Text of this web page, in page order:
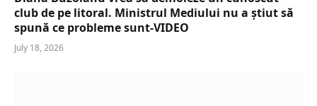
club de pe litoral. Ministrul Mediului nu a știut să
spună ce probleme sunt-VIDEO
July 18, 2026